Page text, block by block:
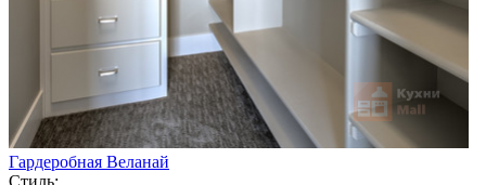
Гардеробная Веланай
Стиль: